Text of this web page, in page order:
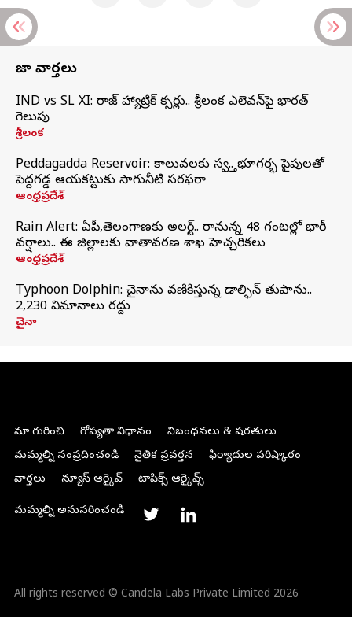
తాజా వార్తలు
IND vs SL XI: సిరాజ్‌ హ్యాట్రిక్‌ సిక్సర్లు.. శ్రీలంక ఎలెవన్‌పై భారత్‌
గెలుపు
శ్రీలంక
Peddagadda Reservoir: కాలువలకు స్వస్తి.. భూగర్భ పైపులతో
పెద్దగడ్డ ఆయకట్టుకు సాగునీటి సరఫరా
ఆంధ్రప్రదేశ్
Rain Alert: ఏపీ,తెలంగాణకు అలర్ట్.. రానున్న 48 గంటల్లో భారీ
వర్షాలు.. ఈ జిల్లాలకు వాతావరణ శాఖ హెచ్చరికలు
ఆంధ్రప్రదేశ్
Typhoon Dolphin: చైనాను వణికిస్తున్న డాల్ఫిన్‌ తుపాను..
2,230 విమానాలు రద్దు
చైనా
మా గురించి గోప్యతా విధానం
నిబంధనలు & షరతులు
మమ్మల్ని సంప్రదించండి
నైతిక ప్రవర్తన
ఫిర్యాదుల పరిష్కారం
వార్తలు
న్యూస్ ఆర్కైవ్ టాపిక్స్ ఆర్కైవ్స్
మమ్మల్ని అనుసరించండి
All rights reserved © Candela Labs Private Limited 2026